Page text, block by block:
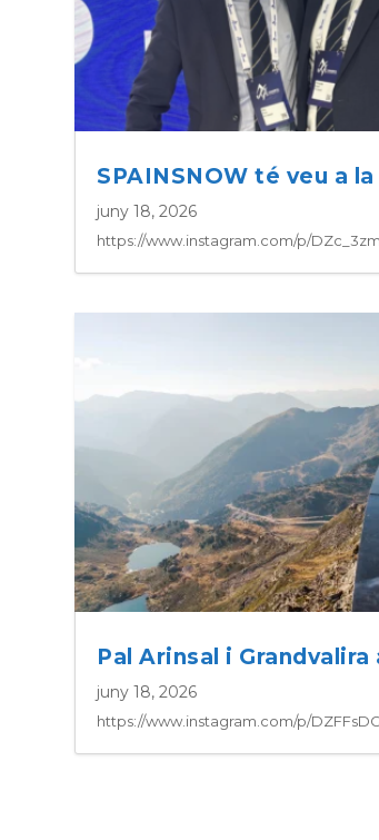
SPAINSNOW té veu a la
juny 18, 2026
https://www.instagram.com/p/
Pal Arinsal i Grandvalira
juny 18, 2026
https://www.instagram.com/p/